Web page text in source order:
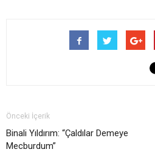
Önceki İçerik
Binali Yıldırım: “Çaldılar Demeye
Mecburdum”